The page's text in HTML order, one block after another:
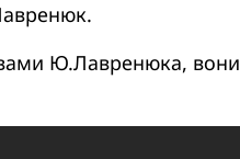
Ю.Лавренюка, вони